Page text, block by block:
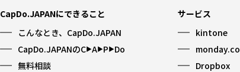
CapDo.JAPANにできること
こんなとき、CapDo.JAPAN
CapDo.JAPANのC▶︎A▶︎P▶︎Do
無料相談
サービス
kintone
Dropbox